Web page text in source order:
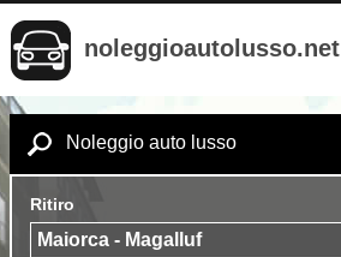
noleggioautolusso.net
Noleggio auto lusso
Ritiro